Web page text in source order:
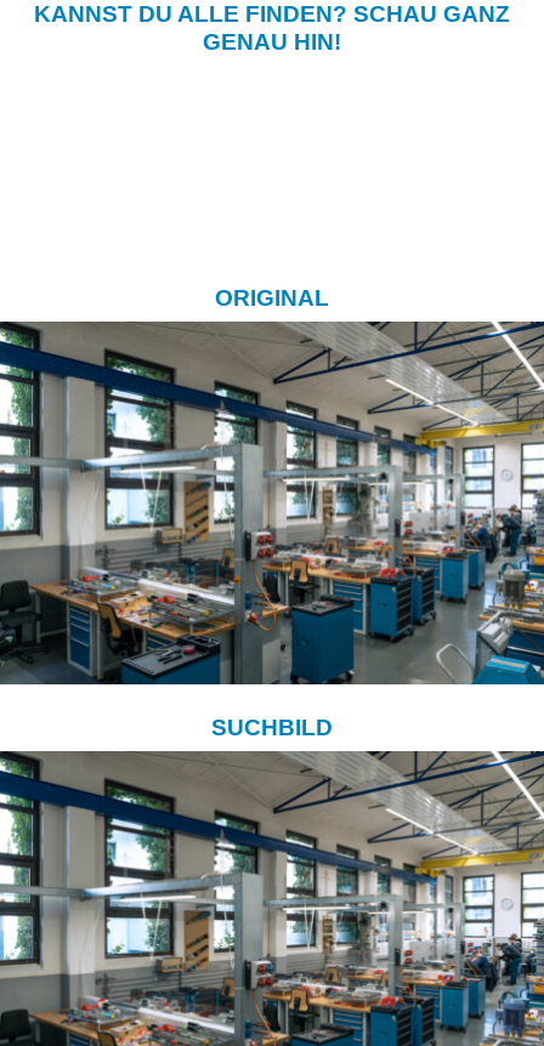
KANNST DU ALLE FINDEN? SCHAU GANZ
GENAU HIN!
ORIGINAL
SUCHBILD